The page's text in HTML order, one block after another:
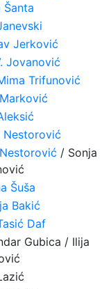
Šanta
Jerković
Jovanović
Trifunović
Nestorović
/ Sonja
Šuša
Bakić
Daf
Gubica / Ilija